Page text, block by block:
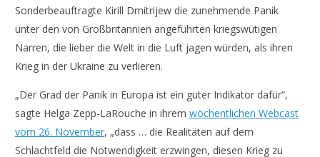
Sonderbeauftragte Kirill Dmitrijew die zunehmende Panik
unter den von Großbritannien angeführten kriegswütigen
Narren, die lieber die Welt in die Luft jagen würden, als ihren
Krieg in der Ukraine zu verlieren.
„Der Grad der Panik in Europa ist ein guter Indikator dafür“,
sagte Helga Zepp-LaRouche in ihrem wöchentlichen Webcast
vom 26. November, „dass … die Realitäten auf dem
Schlachtfeld die Notwendigkeit erzwingen, diesen Krieg zu